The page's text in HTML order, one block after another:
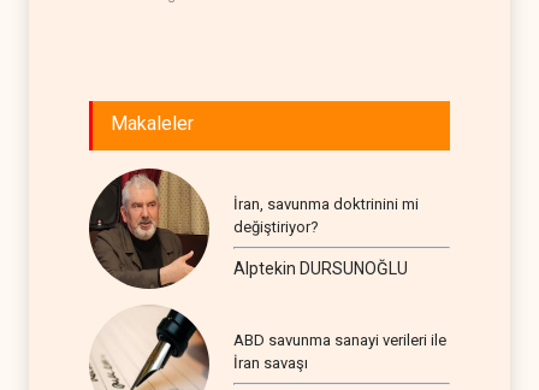
Makaleler
İran, savunma doktrinini mi
değiştiriyor?
Alptekin DURSUNOĞLU
ABD savunma sanayi verileri ile
İran savaşı